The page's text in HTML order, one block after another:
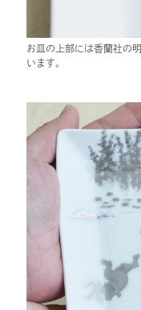
お皿の上部には香蘭社の
います。